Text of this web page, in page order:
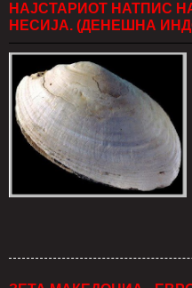
НАЈСТАРИОТ НАТПИС
НЕСИЈА. (ДЕНЕШНА